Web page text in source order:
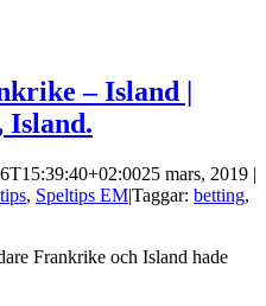
– Island |
Island.
25 mars, 2019 |
, Speltips EM|Taggar: betting,
Frankrike och Island hade